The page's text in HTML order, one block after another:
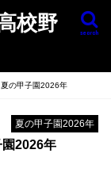
校野
search
夏の甲子園2026年
夏の甲子園2026年
2026年